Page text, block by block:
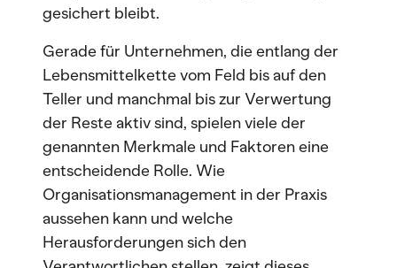
gesichert bleibt.
Gerade für Unternehmen, die entlang der
Lebensmittelkette vom Feld bis auf den
Teller und manchmal bis zur Verwertung
der Reste aktiv sind, spielen viele der
genannten Merkmale und Faktoren eine
entscheidende Rolle. Wie
Organisationsmanagement in der Praxis
aussehen kann und welche
Herausforderungen sich den